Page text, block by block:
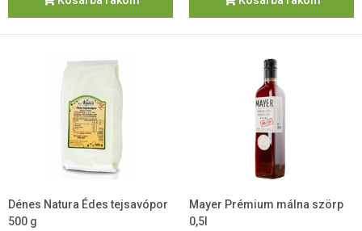
Dénes Natura Édes tejsavópor
500 g
Mayer Prémium málna szörp
0,5l